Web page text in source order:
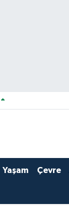
Yaşam Çevre